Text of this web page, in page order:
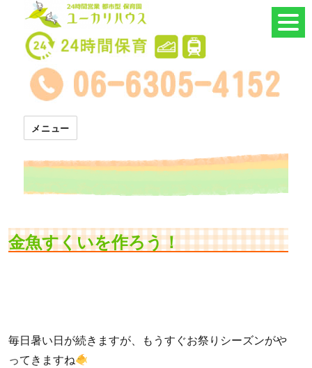
24時間託児所 ユーカリハウス
メニュー
金魚すくいを作ろう！
毎日暑い日が続きますが、もうすぐお祭りシーズンがや
ってきますね